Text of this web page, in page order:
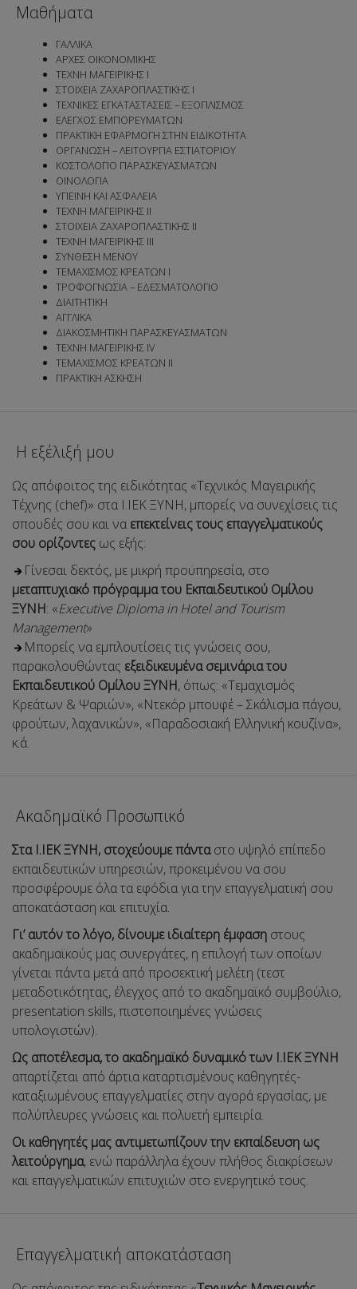
Μαθήματα
ΓΑΛΛΙΚΑ
ΑΡΧΕΣ ΟΙΚΟΝΟΜΙΚΗΣ
ΤΕΧΝΗ ΜΑΓΕΙΡΙΚΗΣ Ι
ΣΤΟΙΧΕΙΑ ΖΑΧΑΡΟΠΛΑΣΤΙΚΗΣ Ι
ΤΕΧΝΙΚΕΣ ΕΓΚΑΤΑΣΤΑΣΕΙΣ – ΕΞΟΠΛΙΣΜΟΣ
ΕΛΕΓΧΟΣ ΕΜΠΟΡΕΥΜΑΤΩΝ
ΠΡΑΚΤΙΚΗ ΕΦΑΡΜΟΓΗ ΣΤΗΝ ΕΙΔΙΚΟΤΗΤΑ
ΟΡΓΑΝΩΣΗ – ΛΕΙΤΟΥΡΓΙΑ ΕΣΤΙΑΤΟΡΙΟΥ
ΚΟΣΤΟΛΟΓΙΟ ΠΑΡΑΣΚΕΥΑΣΜΑΤΩΝ
ΟΙΝΟΛΟΓΙΑ
ΥΓΙΕΙΝΗ ΚΑΙ ΑΣΦΑΛΕΙΑ
ΤΕΧΝΗ ΜΑΓΕΙΡΙΚΗΣ ΙΙ
ΣΤΟΙΧΕΙΑ ΖΑΧΑΡΟΠΛΑΣΤΙΚΗΣ ΙΙ
ΤΕΧΝΗ ΜΑΓΕΙΡΙΚΗΣ ΙΙΙ
ΣΥΝΘΕΣΗ ΜΕΝΟΥ
ΤΕΜΑΧΙΣΜΟΣ ΚΡΕΑΤΩΝ Ι
ΤΡΟΦΟΓΝΩΣΙΑ – ΕΔΕΣΜΑΤΟΛΟΓΙΟ
ΔΙΑΙΤΗΤΙΚΗ
ΑΓΓΛΙΚΑ
ΔΙΑΚΟΣΜΗΤΙΚΗ ΠΑΡΑΣΚΕΥΑΣΜΑΤΩΝ
ΤΕΧΝΗ ΜΑΓΕΙΡΙΚΗΣ IV
ΤΕΜΑΧΙΣΜΟΣ ΚΡΕΑΤΩΝ ΙΙ
ΠΡΑΚΤΙΚΗ ΑΣΚΗΣΗ
Η εξέλιξή μου
Ως απόφοιτος της ειδικότητας «Τεχνικός Μαγειρικής
Τέχνης (chef)» στα Ι.ΙΕΚ ΞΥΝΗ, μπορείς να συνεχίσεις τις
σπουδές σου και να επεκτείνεις τους επαγγελματικούς
σου ορίζοντες ως εξής:
Γίνεσαι δεκτός, με μικρή προϋπηρεσία, στο
μεταπτυχιακό πρόγραμμα του Εκπαιδευτικού Ομίλου
ΞΥΝΗ: «Executive Diploma in Hotel and Tourism
Management»
Μπορείς να εμπλουτίσεις τις γνώσεις σου,
παρακολουθώντας εξειδικευμένα σεμινάρια του
Εκπαιδευτικού Ομίλου ΞΥΝΗ, όπως: «Τεμαχισμός
Κρεάτων & Ψαριών», «Ντεκόρ μπουφέ – Σκάλισμα πάγου,
φρούτων, λαχανικών», «Παραδοσιακή Ελληνική κουζίνα»,
κ.ά.
Aκαδημαϊκό Προσωπικό
Στα Ι.ΙΕΚ ΞΥΝΗ, στοχεύουμε πάνταστο υψηλό επίπεδο
εκπαιδευτικών υπηρεσιών, προκειμένου να σου
προσφέρουμε όλα τα εφόδια για την επαγγελματική σου
αποκατάσταση και επιτυχία.
Γι’ αυτόν το λόγο, δίνουμε ιδιαίτερη έμφαση στους
ακαδημαϊκούς μας συνεργάτες, η επιλογή των οποίων
γίνεται πάντα μετά από προσεκτική μελέτη (τεστ
μεταδοτικότητας, έλεγχος από το ακαδημαϊκό συμβούλιο,
presentation skills, πιστοποιημένες γνώσεις
υπολογιστών).
Ως αποτέλεσμα, το ακαδημαϊκό δυναμικό των Ι.ΙΕΚ ΞΥΝΗ
απαρτίζεται από άρτια καταρτισμένους καθηγητές-
καταξιωμένους επαγγελματίες στην αγορά εργασίας, με
πολύπλευρες γνώσεις και πολυετή εμπειρία.
Οι καθηγητές μας αντιμετωπίζουν την εκπαίδευση ως
λειτούργημα, ενώ παράλληλα έχουν πλήθος διακρίσεων
και επαγγελματικών επιτυχιών στο ενεργητικό τους.
Επαγγελματική αποκατάσταση